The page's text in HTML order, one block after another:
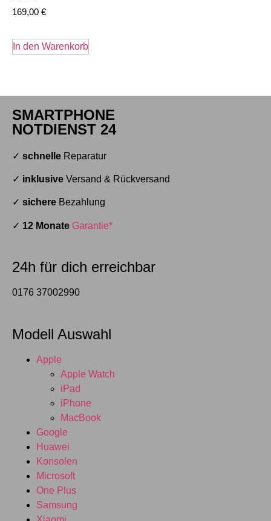
169,00 €
In den Warenkorb
SMARTPHONE
NOTDIENST 24
✓ schnelle Reparatur
✓ inklusive Versand & Rückversand
✓ sichere Bezahlung
✓ 12 Monate Garantie*
24h für dich erreichbar
0176 37002990
Modell Auswahl
Apple
Apple Watch
iPad
iPhone
MacBook
Google
Huawei
Konsolen
Microsoft
One Plus
Samsung